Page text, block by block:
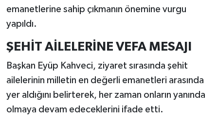
emanetlerine sahip çıkmanın önemine vurgu
yapıldı.
ŞEHİT AİLELERİNE VEFA MESAJI
Başkan Eyüp Kahveci, ziyaret sırasında şehit
ailelerinin milletin en değerli emanetleri arasında
yer aldığını belirterek, her zaman onların yanında
olmaya devam edeceklerini ifade etti.
Kültür Sanat
Magazin
Pazarlar